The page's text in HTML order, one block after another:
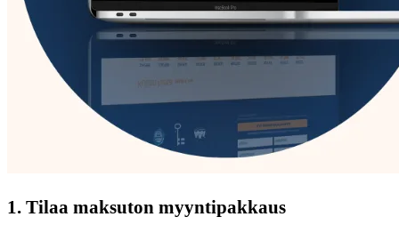
1. Tilaa maksuton myyntipakkaus